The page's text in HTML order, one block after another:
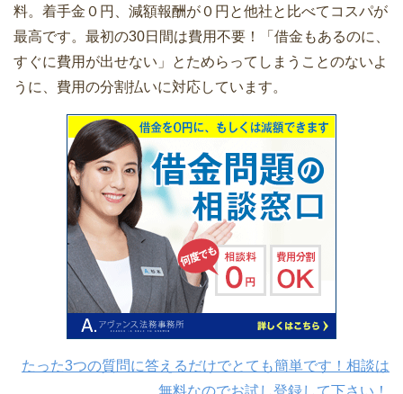
料。着手金０円、減額報酬が０円と他社と比べてコスパが
最高です。最初の30日間は費用不要！「借金もあるのに、
すぐに費用が出せない」とためらってしまうことのないよ
うに、費用の分割払いに対応しています。
たった3つの質問に答えるだけでとても簡単です！相談は
無料なのでお試し登録して下さい！